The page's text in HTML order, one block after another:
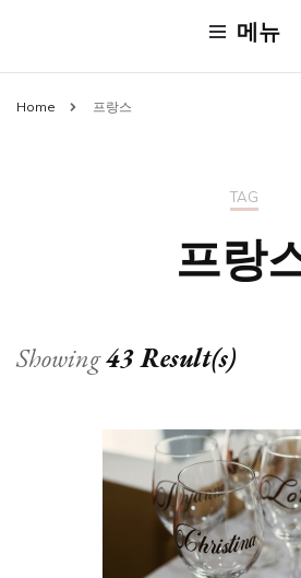
메뉴
Home 프랑스
TAG
프랑
Showing43 Result(s)